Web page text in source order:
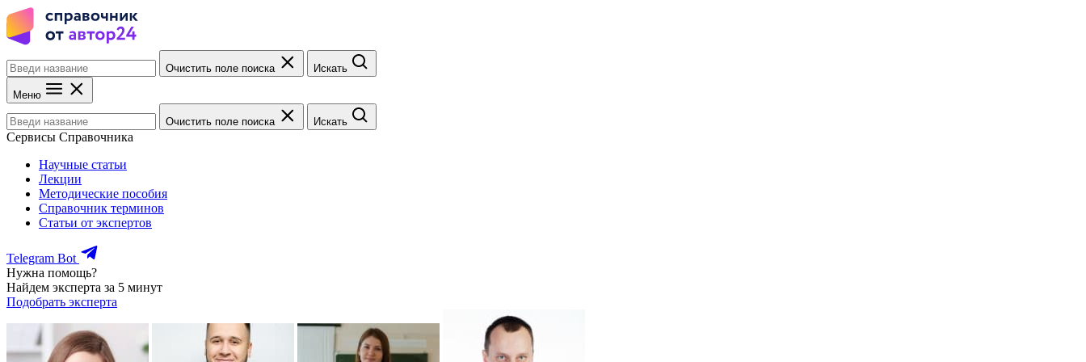
Очистить поле поиска Искать
Меню
Очистить поле поиска Искать
Сервисы Справочника
Научные статьи
Лекции
Методические пособия
Справочник терминов
Статьи от экспертов
Telegram Bot
Нужна помощь?
Найдем эксперта за 5 минут
Подобрать эксперта